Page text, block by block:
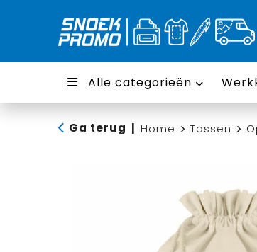
Alle categorieën
Ga terug Home Tassen